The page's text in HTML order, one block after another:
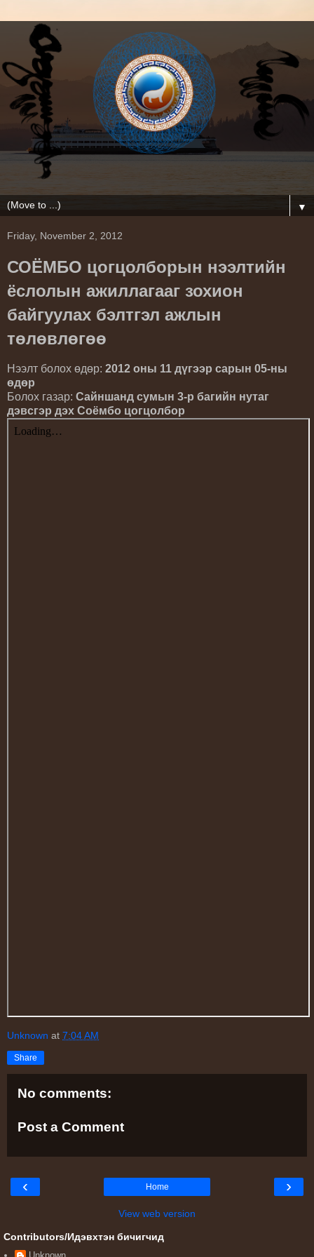
▼
Friday, November 2, 2012
СОЁМБО цогцолборын нээлтийн
ёслолын ажиллагааг зохион
байгуулах бэлтгэл ажлын
төлөвлөгөө
Нээлт болох өдөр: 2012 оны 11 дүгээр сарын 05-ны
өдөр
Болох газар: Сайншанд сумын 3-р багийн нутаг
дэвсгэр дэх Соёмбо цогцолбор
Unknown at 7:04 AM
Share
No comments:
Post a Comment
‹ ›
Home
View web version
Contributors/Идэвхтэн бичигчид